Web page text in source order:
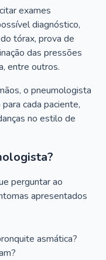
exames
diagnóstico,
tórax, prova de
das pressões
entre outros.
o pneumologista
cada paciente,
no estilo de
perguntar ao
apresentados
asmática?